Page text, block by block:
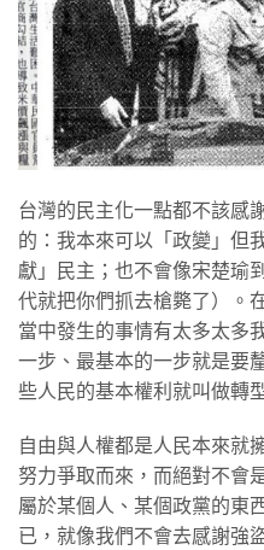
台灣的民主化一點都不該感
的：我本來可以「政變」但
獻」民主；也不會像宋楚瑜
代就把你們抓去槍斃了）。
當中發生的事情有太多太多
一步、最基本的一步就是要
些人民的基本權利就叫做轉
自由與人權都是人民本來就
努力爭取而來，而絕對不會
屬於某個人、某個政黨的東
已，就像我們不會去感謝強